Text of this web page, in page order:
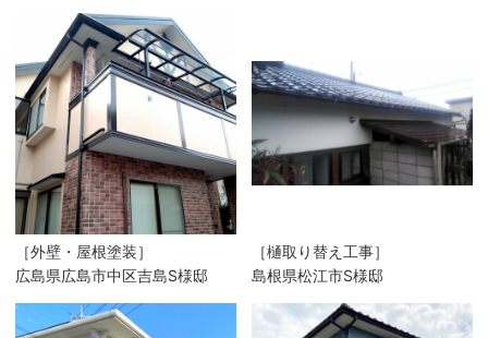
［外壁・屋根塗装］
広島県広島市中区吉島S様邸
［樋取り替え工事］
島根県松江市S様邸